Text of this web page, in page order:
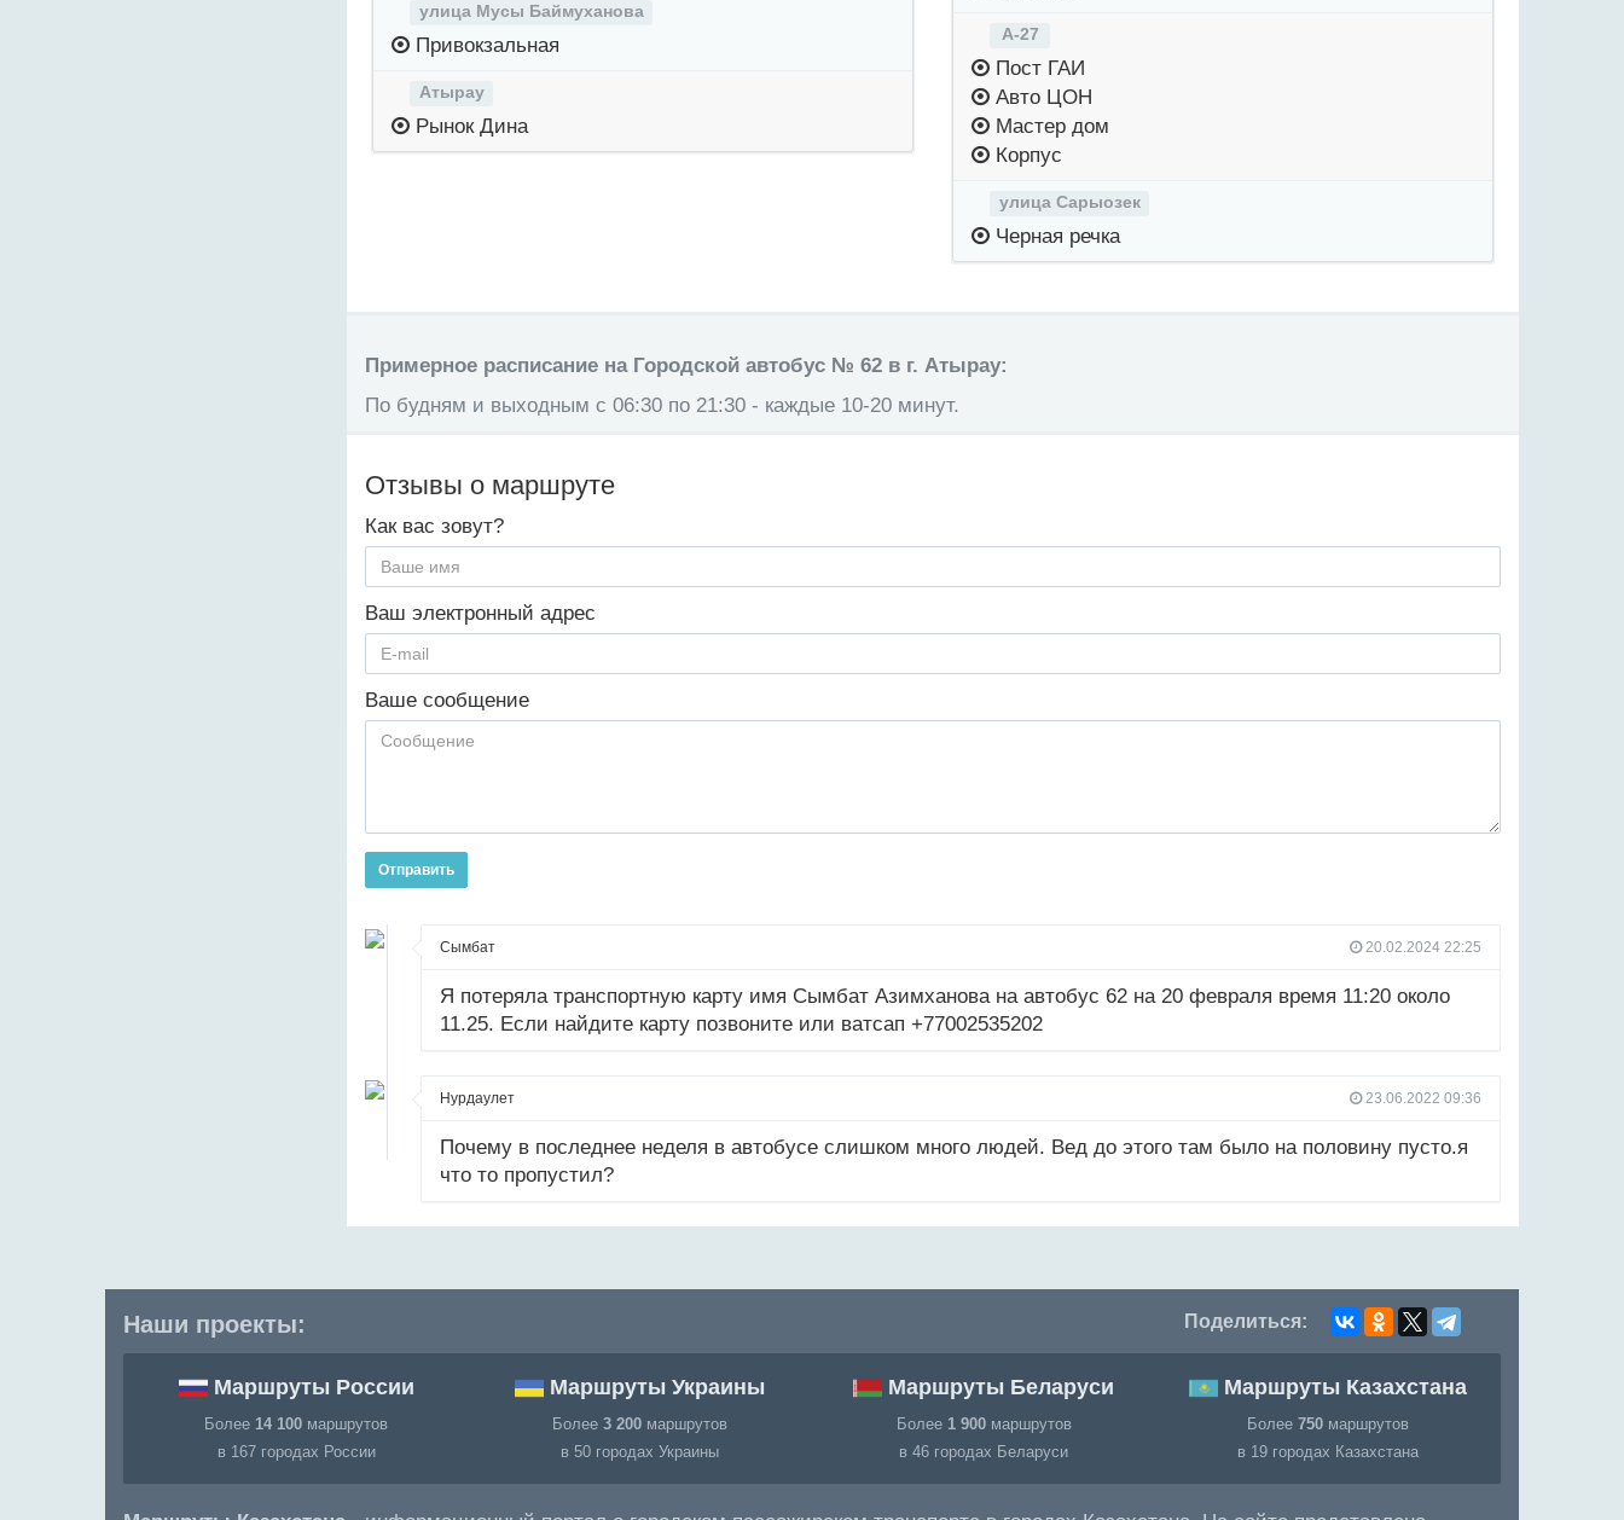
улица Мусы Баймуханова
Привокзальная
Атырау
Рынок Дина
А-27
Пост ГАИ
Авто ЦОН
Мастер дом
Корпус
улица Сарыозек
Черная речка
Примерное расписание на Городской автобус № 62 в г. Атырау:
По будням и выходным с 06:30 по 21:30 - каждые 10-20 минут.
Отзывы о маршруте
Как вас зовут?
Ваш электронный адрес
Ваше сообщение
Отправить
Сымбат 20.02.2024 22:25
Я потеряла транспортную карту имя Сымбат Азимханова на автобус 62 на 20 февраля время 11:20 около
11.25. Если найдите карту позвоните или ватсап +77002535202
Нурдаулет 23.06.2022 09:36
Почему в последнее неделя в автобусе слишком много людей. Вед до этого там было на половину пусто.я
что то пропустил?
Наши проекты: Поделиться:
Маршруты России
Более 14 100 маршрутов
в 167 городах России
Маршруты Украины
Более3 200 маршрутов
в 50 городах Украины
Маршруты Беларуси
Более 1 900маршрутов
в 46 городах Беларуси
Маршруты Казахстана
Более 750маршрутов
в 19 городах Казахстана